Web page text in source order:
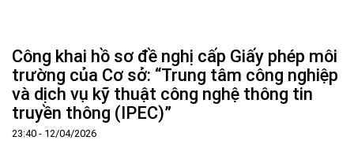
Lịch sử hình thành và phát triển
Tầm nhìn - Sứ mệnh
Lãnh đạo Ban Quản lý
Tin tức - sự kiện ▼
Ban Quản lý Khu
Chính sách mới
Quy hoạch
Quy hoạch tổng thể
Ưu thế
Công khai hồ sơ đề nghị cấp Giấy phép môi
trường của Cơ sở: “Trung tâm công nghiệp
và dịch vụ kỹ thuật công nghệ thông tin
truyền thông (IPEC)”
23:40 - 12/04/2026